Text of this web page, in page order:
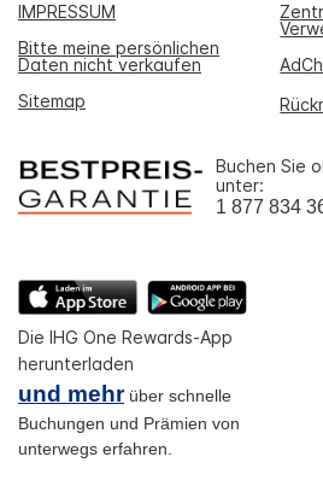
IMPRESSUM
Bitte meine persönlichen
Daten nicht verkaufen
Sitemap
Buchen Sie
unter:
1 877 834
Die IHG One Rewards-App
herunterladen
und mehrüber schnelle
Buchungen und Prämien von
unterwegs erfahren.